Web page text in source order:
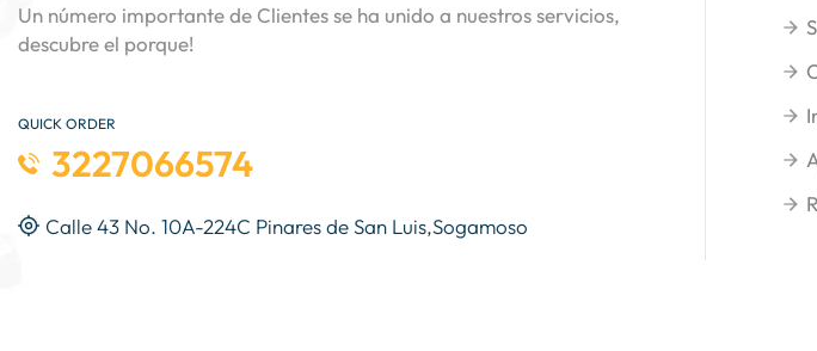
Un número importante de Clientes se ha unido a nuestros servicios,
descubre el porque!
QUICK ORDER
3227066574
Calle 43 No. 10A-224C Pinares de San Luis,Sogamoso